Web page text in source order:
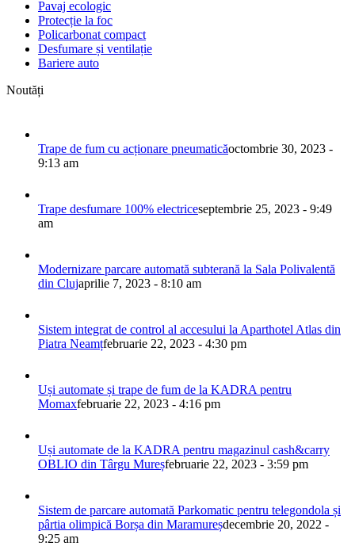
Pavaj ecologic
Protecție la foc
Policarbonat compact
Desfumare și ventilație
Bariere auto
Noutăți
Trape de fum cu acționare pneumaticăoctombrie 30, 2023 -
9:13 am
Trape desfumare 100% electriceseptembrie 25, 2023 - 9:49
am
Modernizare parcare automată subterană la Sala Polivalentă
din Clujaprilie 7, 2023 - 8:10 am
Sistem integrat de control al accesului la Aparthotel Atlas din
Piatra Neamțfebruarie 22, 2023 - 4:30 pm
Uși automate și trape de fum de la KADRA pentru
Momaxfebruarie 22, 2023 - 4:16 pm
Uși automate de la KADRA pentru magazinul cash&carry
OBLIO din Târgu Mureșfebruarie 22, 2023 - 3:59 pm
Sistem de parcare automată Parkomatic pentru telegondola și
pârtia olimpică Borșa din Maramureșdecembrie 20, 2022 -
9:25 am